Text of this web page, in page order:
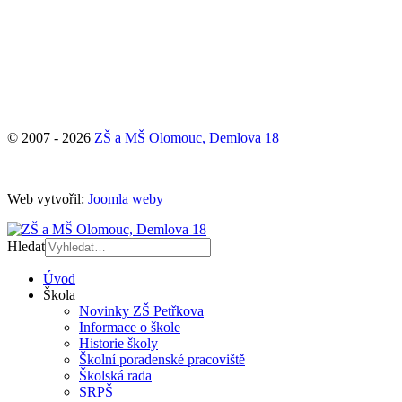
© 2007 - 2026 ZŠ a MŠ Olomouc, Demlova 18
Web vytvořil: Joomla weby
Hledat
Úvod
Škola
Novinky ZŠ Petřkova
Informace o škole
Historie školy
Školní poradenské pracoviště
Školská rada
SRPŠ